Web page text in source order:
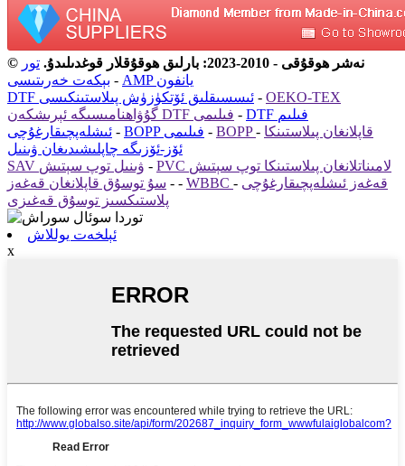
© نەشر ھوقۇقى - 2010-2023: بارلىق ھوقۇقلار قوغدىلىدۇ.
تور
بېكەت خەرىتىسى -
AMP يانفون
DTF ئىسسىقلىق ئۆتكۈزۈش پىلاستىنكىسى - OEKO-TEX
گۇۋاھنامىسىگە ئېرىشكەن DTF فىلىمى - DTF فىلىم
ئىشلەپچىقارغۇچى - BOPP فىلىمى - BOPP قاپلانغان پىلاستىنكا -
ئۆز-ئۆزىگە چاپلىشىدىغان ۋىنىل
SAV ۋىنىل توپ سېتىش -
PVC لامىناتلانغان پىلاستىنكا توپ سېتىش
- سۇ توسۇق قاپلانغان قەغەز - WBBC قەغەز ئىشلەپچىقارغۇچى -
پلاستىكسىز توسۇق قەغىزى
ئېلخەت يوللاش
x